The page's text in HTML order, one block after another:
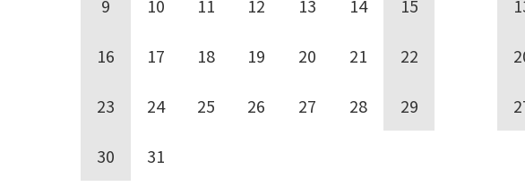
9 10 11 12 13 14 15
16 17 18 19 20 21 22
23 24 25 26 27 28 29
30 31